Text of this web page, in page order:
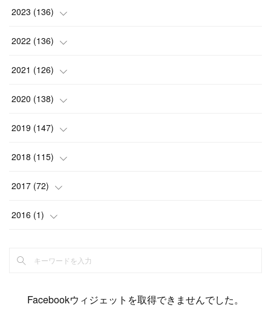
(5)
(13)
( 6 )
(13)
(15)
(12)
( 12)
(8)
(7)
(13)
(15)
(23)
( 17)
(7)
2023 (136)
(4)
(15)
(21)
( 15)
( 14)
(10)
2022 (136)
(6)
(20)
( 22)
( 11)
(15
(13)
2021 (126)
(13)
(13)
( 9)
(19
(15
(15)
2020 (138)
(9)
( 14)
(19
(18
)
12
2019 (147)
( 14)
(17
(22
)
(13)
2018 (115)
(8)
(17)
(17)
2017 (72)
(16)
(8)
2016 (1)
Facebookウィジェットを取得できませんでした。